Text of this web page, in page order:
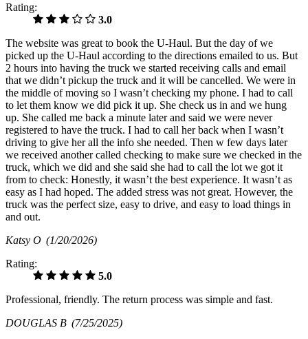
Rating:
3.0
The website was great to book the U-Haul. But the day of we
picked up the U-Haul according to the directions emailed to us. But
2 hours into having the truck we started receiving calls and email
that we didn’t pickup the truck and it will be cancelled. We were in
the middle of moving so I wasn’t checking my phone. I had to call
to let them know we did pick it up. She check us in and we hung
up. She called me back a minute later and said we were never
registered to have the truck. I had to call her back when I wasn’t
driving to give her all the info she needed. Then w few days later
we received another called checking to make sure we checked in the
truck, which we did and she said she had to call the lot we got it
from to check: Honestly, it wasn’t the best experience. It wasn’t as
easy as I had hoped. The added stress was not great. However, the
truck was the perfect size, easy to drive, and easy to load things in
and out.
Katsy O (1/20/2026)
Rating:
5.0
Professional, friendly. The return process was simple and fast.
DOUGLAS B (7/25/2025)